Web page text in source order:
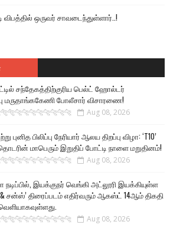
விபத்தில் ஒருவர் சாவடைந்துள்ளார்..!
சந்தேகத்திற்குரிய பெல்ட் ஹோல்டர்
மருதாங்ககேணி போலீசார் விசாரணை!
Aug 08, 2026
புனித பிலிப்பு நேரியார் ஆலய திறப்பு விழா: ‘T10’
மாபெரும் இறுதிப் போட்டி நாளை மறுதினம்!
Aug 08, 2026
நடிப்பில், இயக்குநர் வெங்கி அட்லூரி இயக்கியுள்ள
சன்ஸ்’ திரைப்படம் எதிர்வரும் ஆகஸ்ட் 14ஆம் திகதி
Aug 08, 2026